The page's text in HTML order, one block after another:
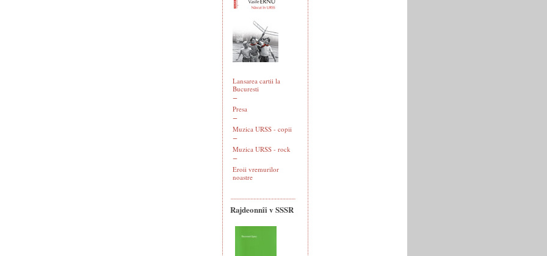
Lansarea cartii la
Bucuresti
Presa
Muzica URSS - copii
Muzica URSS - rock
Eroii vremurilor
noastre
Rajdeonnîi v SSSR